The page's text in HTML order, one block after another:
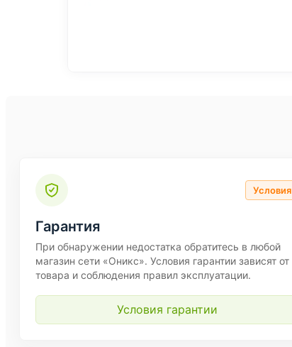
Условия
Гарантия
При обнаружении недостатка обратитесь в любой
магазин сети «Оникс». Условия гарантии зависят от
товара и соблюдения правил эксплуатации.
Условия гарантии